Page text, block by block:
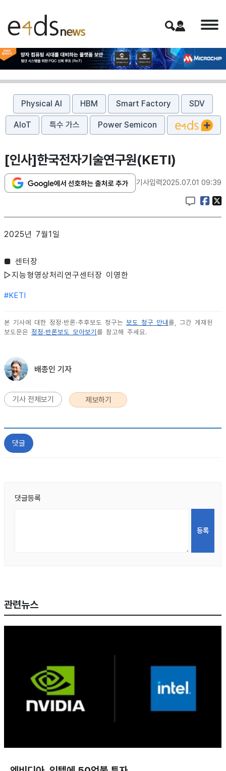
Physical AI HBM Smart Factory SDV
AIoT 특수 가스 Power Semicon
[인사]한국전자기술연구원(KETI)
기사입력2025.07.01 09:39
2025년 7월1일
■ 센터장
▷지능형영상처리연구센터장 이영한
#KETI
본 기사에 대한 정정·반론·추후보도 청구는 보도 청구 안내 를, 그간 게재된
보도문은 정정·반론보도 모아보기 를 참고해 주세요.
배종인 기자
기사 전체보기 제보하기
댓글
댓글등록
관련뉴스